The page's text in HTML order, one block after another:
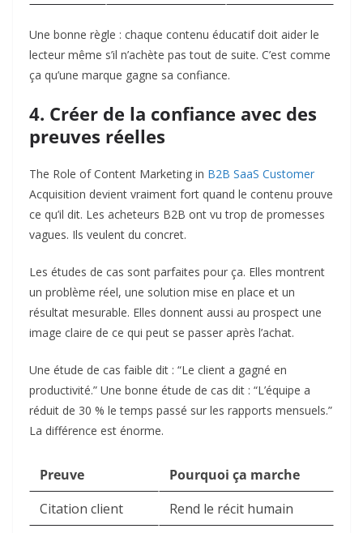
Une bonne règle : chaque contenu éducatif doit aider le
lecteur même s’il n’achète pas tout de suite. C’est comme
ça qu’une marque gagne sa confiance.
4. Créer de la confiance avec des
preuves réelles
The Role of Content Marketing in B2B SaaS Customer
Acquisition devient vraiment fort quand le contenu prouve
ce qu’il dit. Les acheteurs B2B ont vu trop de promesses
vagues. Ils veulent du concret.
Les études de cas sont parfaites pour ça. Elles montrent
un problème réel, une solution mise en place et un
résultat mesurable. Elles donnent aussi au prospect une
image claire de ce qui peut se passer après l’achat.
Une étude de cas faible dit : “Le client a gagné en
productivité.” Une bonne étude de cas dit : “L’équipe a
réduit de 30 % le temps passé sur les rapports mensuels.”
La différence est énorme.
Preuve
Pourquoi ça marche
Citation client
Rend le récit humain